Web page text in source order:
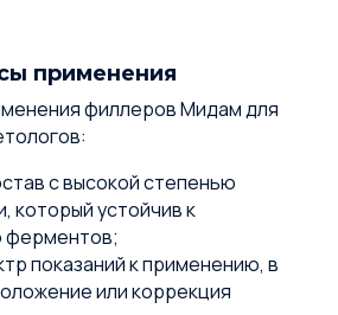
применения
филлеров Мидам для
с высокой степенью
который устойчив к
ферментов;
показаний к применению, в
или коррекция